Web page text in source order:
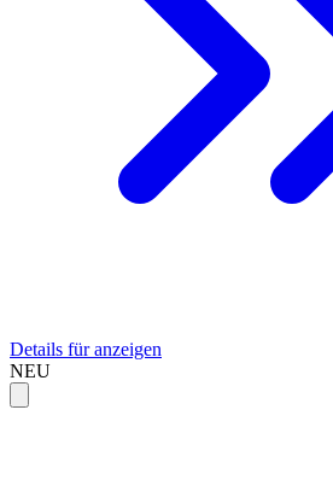
Details für anzeigen
NEU